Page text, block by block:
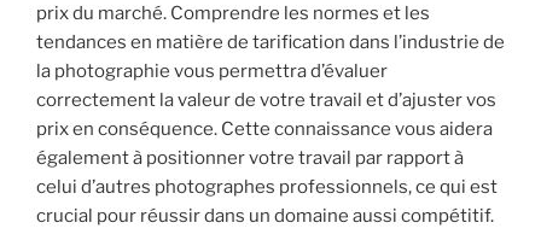
prix du marché. Comprendre les normes et les
tendances en matière de tarification dans l’industrie de
la photographie vous permettra d’évaluer
correctement la valeur de votre travail et d’ajuster vos
prix en conséquence. Cette connaissance vous aidera
également à positionner votre travail par rapport à
celui d’autres photographes professionnels, ce qui est
crucial pour réussir dans un domaine aussi compétitif.